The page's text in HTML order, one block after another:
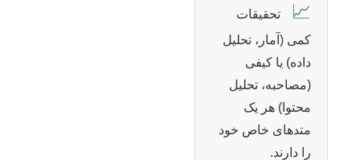
📈
تحقیقات
کمی (آمار، تحلیل
داده) یا کیفی
(مصاحبه، تحلیل
محتوا) هر یک
متدهای خاص خود
را دارند.